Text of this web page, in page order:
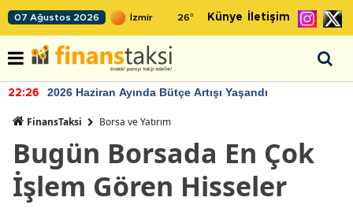
07 Ağustos 2026 26° Künye İletişim
22:26 2026 Haziran Ayında Bütçe Artışı Yaşandı
FinansTaksi Borsa ve Yatırım
Bugün Borsada En Çok
İşlem Gören Hisseler